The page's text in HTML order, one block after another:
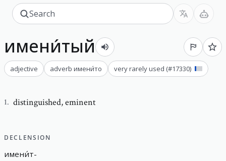
имени́тый
adjective adverb имени́то very rarely used (#17330)
1. distinguished,eminent
DECLENSION
имени́т-